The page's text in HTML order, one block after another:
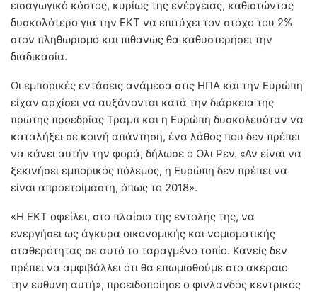
εισαγωγικό κόστος, κυρίως της ενέργειας, καθιστώντας
δυσκολότερο για την ΕΚΤ να επιτύχει τον στόχο του 2%
στον πληθωρισμό και πιθανώς θα καθυστερήσει την
διαδικασία.
Οι εμπορικές εντάσεις ανάμεσα στις ΗΠΑ και την Ευρώπη
είχαν αρχίσει να αυξάνονται κατά την διάρκεια της
πρώτης προεδρίας Τραμπ και η Ευρώπη δυσκολευόταν να
καταλήξει σε κοινή απάντηση, ένα λάθος που δεν πρέπει
να κάνει αυτήν την φορά, δήλωσε ο Ολι Ρεν. «Αν είναι να
ξεκινήσει εμπορικός πόλεμος, η Ευρώπη δεν πρέπει να
είναι απροετοίμαστη, όπως το 2018».
«Η ΕΚΤ οφείλει, στο πλαίσιο της εντολής της, να
ενεργήσει ως άγκυρα οικονομικής και νομισματικής
σταθερότητας σε αυτό το ταραγμένο τοπίο. Κανείς δεν
πρέπει να αμφιβάλλει ότι θα επωμισθούμε στο ακέραιο
την ευθύνη αυτή», προειδοποίησε ο φινλανδός κεντρικός